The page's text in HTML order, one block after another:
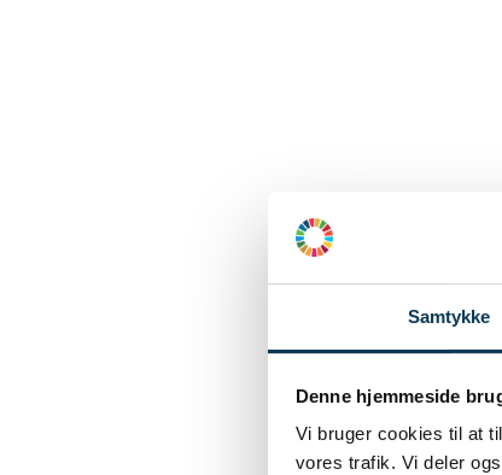
Samtykke
Denne hjemmeside
Vi bruger cookies til at
vores trafik. Vi deler